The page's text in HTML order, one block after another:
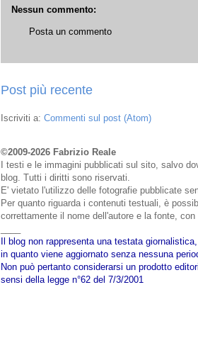
Nessun commento:
Posta un commento
Post più recente
Iscriviti a: Commenti sul post (Atom)
©2009-2026 Fabrizio Reale
I testi e le immagini pubblicati sul sito, salvo
blog. Tutti i diritti sono riservati.
E' vietato l'utilizzo delle fotografie pubblicate
Per quanto riguarda i contenuti testuali, è
correttamente il nome dell'autore e la fonte,
Il blog non rappresenta una testata giornalistica,
in quanto viene aggiornato senza nessuna
Non può pertanto considerarsi un prodotto
sensi della legge n°62 del 7/3/2001